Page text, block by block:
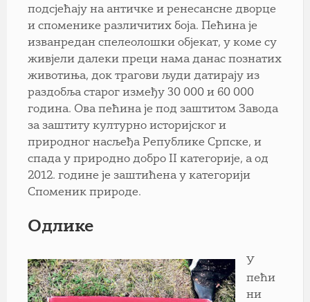
подсјећају на античке и ренесансне дворце
и споменике различитих боја. Пећина је
изванредан спелеолошки објекат, у коме су
живјели далеки преци нама данас познатих
животиња, док трагови људи датирају из
раздобља старог између 30 000 и 60 000
година. Ова пећина је под заштитом Завода
за заштиту културно историјског и
природног насљеђа Републике Српске, и
спада у природно добро II категорије, а од
2012. године је заштићена у категорији
Споменик природе.
Одлике
У
пећи
ни